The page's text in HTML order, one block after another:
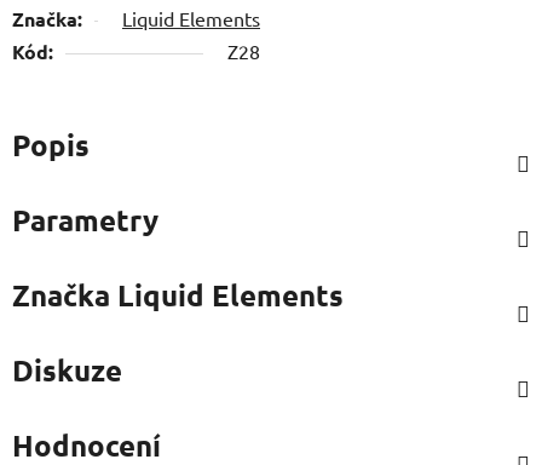
Značka: Liquid Elements
Kód: Z28
Popis
Parametry
Značka Liquid Elements
Diskuze
Hodnocení